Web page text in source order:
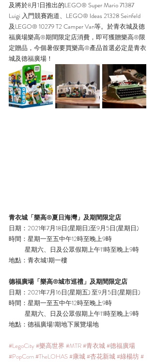
及將於8月1日推出的LEGO® Super Mario 71387
Luigi 入門競賽跑道、LEGO® Ideas 21328 Seinfeld
及LEGO® 10279 T2 Camper Van等。於青衣城及德
福廣場樂高®期間限定店消費，即可獲贈樂高®限
定贈品，今個暑假要買樂高®產品首選必定是青衣
城及德福廣場！
青衣城「樂高®夏日海灣」及期間限定店
日期：2021年7月18日(星期日)至9月5日(星期日)
時間：星期一至五中午12時至晚上9時
           星期六、日及公眾假期上午11時至晚上9時
地點：青衣城1期一樓
德福廣場「樂高®城市巡禮」及期間限定店
日期：2021年7月16日(星期五) 至9月5日(星期日)
時間：星期一至五中午12時至晚上9時
           星期六、日及公眾假期上午11時至晚上9時
地點：德福廣場1期地下展覽場地
#LegoCity#樂高世界 #MTR#青衣城#德福廣場
#PopCorn#TheLOHAS#康城#杏花新城#綠楊坊#